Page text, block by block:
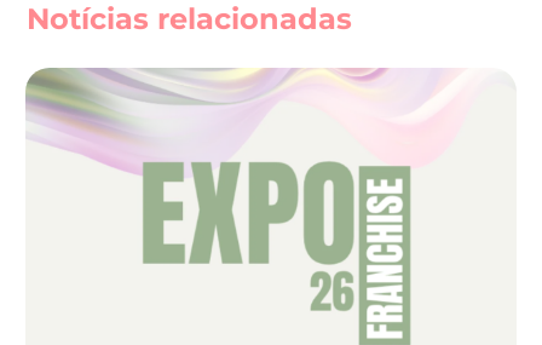
Notícias relacionadas